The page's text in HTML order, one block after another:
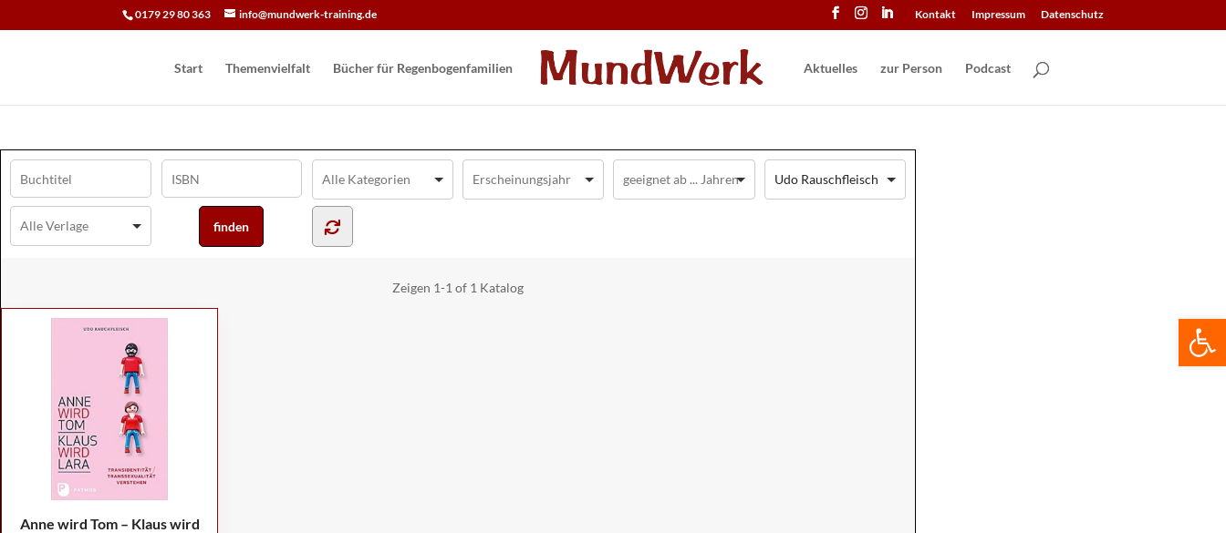
0179 29 80 363 info@mundwerk-training.de Kontakt Impressum Datenschutz
Start Themenvielfalt Bücher für Regen­bogen­familien Aktuelles zur Person Podcast
Udo Rauschfleisch
Zeigen 1-1 of 1 Katalog
Anne wird Tom – Klaus wird